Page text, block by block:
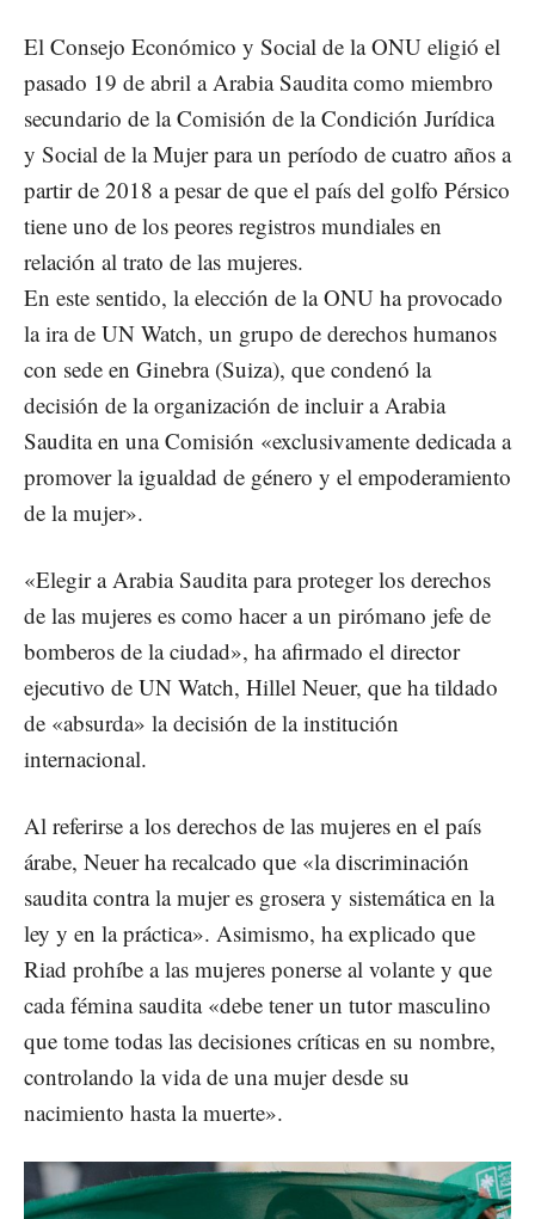
El Consejo Económico y Social de la ONU eligió el
pasado 19 de abril a Arabia Saudita como miembro
secundario de la Comisión de la Condición Jurídica
y Social de la Mujer para un período de cuatro años a
partir de 2018 a pesar de que el país del golfo Pérsico
tiene uno de los peores registros mundiales en
relación al trato de las mujeres.
En este sentido, la elección de la ONU ha provocado
la ira de UN Watch, un grupo de derechos humanos
con sede en Ginebra (Suiza), que condenó la
decisión de la organización de incluir a Arabia
Saudita en una Comisión «exclusivamente dedicada a
promover la igualdad de género y el empoderamiento
de la mujer».
«Elegir a Arabia Saudita para proteger los derechos
de las mujeres es como hacer a un pirómano jefe de
bomberos de la ciudad», ha afirmado el director
ejecutivo de UN Watch, Hillel Neuer, que ha tildado
de «absurda» la decisión de la institución
internacional.
Al referirse a los derechos de las mujeres en el país
árabe, Neuer ha recalcado que «la discriminación
saudita contra la mujer es grosera y sistemática en la
ley y en la práctica». Asimismo, ha explicado que
Riad prohíbe a las mujeres ponerse al volante y que
cada fémina saudita «debe tener un tutor masculino
que tome todas las decisiones críticas en su nombre,
controlando la vida de una mujer desde su
nacimiento hasta la muerte».